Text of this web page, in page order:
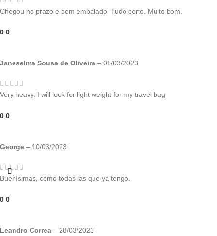
Chegou no prazo e bem embalado. Tudo certo. Muito bom.
0 0
Janeselma Sousa de Oliveira – 01/03/2023
Very heavy. I will look for light weight for my travel bag
0 0
George – 10/03/2023
Buenísimas, como todas las que ya tengo.
0 0
Leandro Correa – 28/03/2023